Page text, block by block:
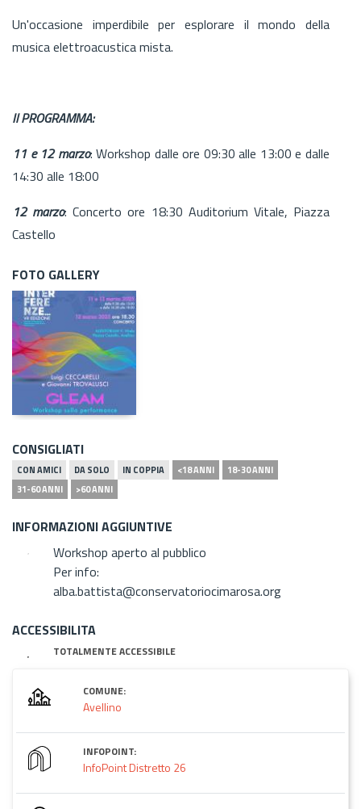
Un'occasione imperdibile per esplorare il mondo della
musica elettroacustica mista.
Il PROGRAMMA:
11 e 12 marzo: Workshop dalle ore 09:30 alle 13:00 e dalle
14:30 alle 18:00
12 marzo: Concerto ore 18:30 Auditorium Vitale, Piazza
Castello
FOTO GALLERY
CONSIGLIATI
CON AMICI DA SOLO IN COPPIA <18 ANNI
18-30 ANNI
31-60 ANNI
>60 ANNI
INFORMAZIONI AGGIUNTIVE
Workshop aperto al pubblico
Per info:
alba.battista@conservatoriocimarosa.org
ACCESSIBILITA
TOTALMENTE ACCESSIBILE
COMUNE:
Avellino
INFOPOINT:
InfoPoint Distretto 26